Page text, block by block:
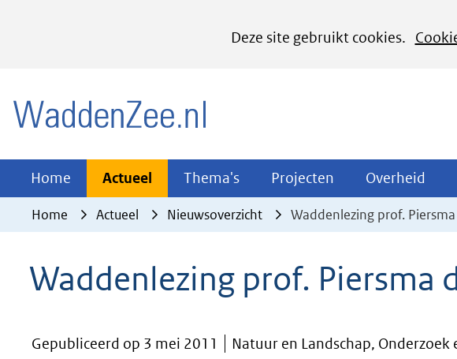
Deze site gebruikt cookies.
het
cookies
website
worden
Home Actueel Actueel
Uitklappen
Thema's Thema's
Uitklappen
Projecten Projecten
Uitklappen
Overheid
Home Actueel Nieuwsoverzicht Waddenlezing prof.
Waddenlezing prof. Piersma
Gepubliceerd op 3 mei 2011 Natuur en Landschap,